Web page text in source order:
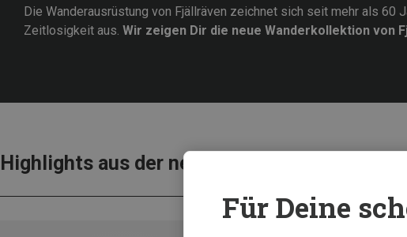
Die Wanderausrüstung von Fjällräven zeichnet sich seit mehr als 60
Zeitlosigkeit aus. Wir zeigen Dir die neue Wanderkollektion von
Highlights aus der neue Wanderkollektion
Für Deine